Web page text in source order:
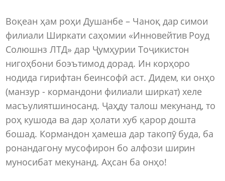
Воқеан ҳам роҳи Душанбе – Чаноқ дар симои
филиали Ширкати саҳомии «Инновейтив Роуд
Солюшнз ЛТД» дар Ҷумҳурии Тоҷикистон
нигоҳбони боэътимод дорад. Ин корҳоро
нодида гирифтан беинсофӣ аст. Дидем, ки онҳо
(манзур - кормандони филиали ширкат) хеле
масъулиятшиносанд. Ҷаҳду талош мекунанд, то
роҳ кушода ва дар ҳолати хуб қарор дошта
бошад. Кормандон ҳамеша дар такопӯ буда, ба
ронандагону мусофирон бо алфози ширин
муносибат мекунанд. Аҳсан ба онҳо!